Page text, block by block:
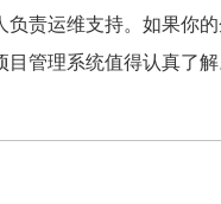
责运维支持。如果你
管理系统值得认真了解